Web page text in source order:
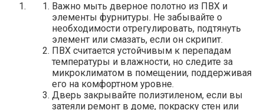
Важно мыть дверное полотно из ПВХ и
элементы фурнитуры. Не забывайте о
необходимости отрегулировать, подтянуть
элемент или смазать, если он скрипит.
ПВХ считается устойчивым к перепадам
температуры и влажности, но следите за
микроклиматом в помещении, поддерживая
его на комфортном уровне.
Дверь закрывайте полиэтиленом, если вы
затеяли ремонт в доме, покраску стен или